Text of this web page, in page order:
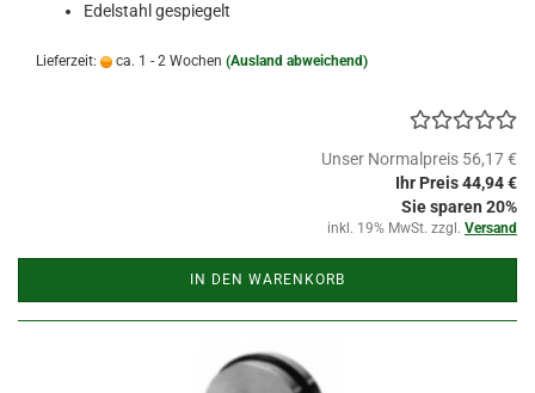
Edelstahl gespiegelt
Lieferzeit: ca. 1 - 2 Wochen (Ausland abweichend)
Unser Normalpreis 56,17 €
Ihr Preis 44,94 €
Sie sparen 20%
inkl. 19% MwSt. zzgl. Versand
IN DEN WARENKORB